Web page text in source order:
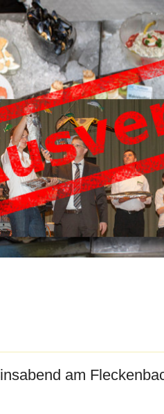
Fischessen
am